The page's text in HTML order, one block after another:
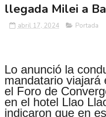
llegada Milei a
abril 17, 2024 Portada
Lo anunció la
mandatario viajará
el Foro de
en el hotel Llao
indicaron que en